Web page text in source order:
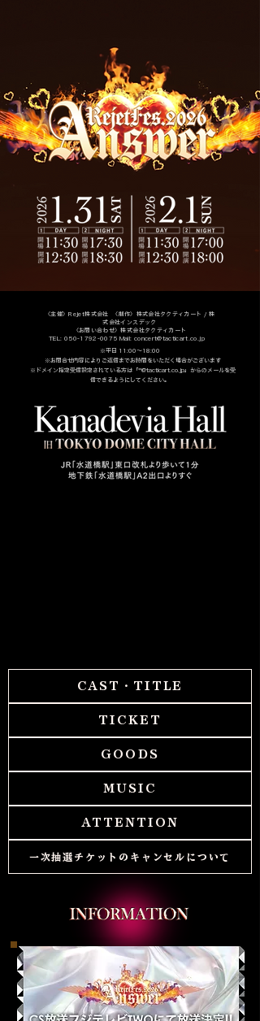
〈主催〉Rejet株式会社 〈制作〉株式会社タクティカート / 株
式会社インスデック
〈お問い合わせ〉株式会社タクティカート
TEL: 050-1792-0075 Mail: concert@tacticart.co.jp
※平日 11:00～18:00
※お問合せ内容によりご返信までお時間をいただく場合がございます
※ドメイン指定受信設定されている方は「**@tacticart.co.jp」からのメールを受
信できるようにしてください。
CAST・TITLE
TICKET
GOODS
MUSIC
ATTENTION
一次抽選チケットのキャンセルについて